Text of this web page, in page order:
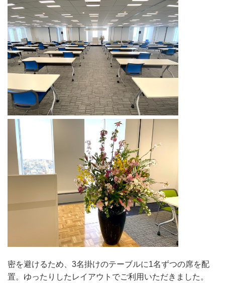
密を避けるため、3名掛けのテーブルに1名ずつの席を配
置。ゆったりしたレイアウトでご利用いただきました。